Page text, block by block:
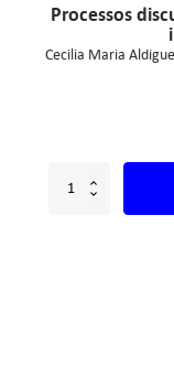
Processos
Cecilia Maria